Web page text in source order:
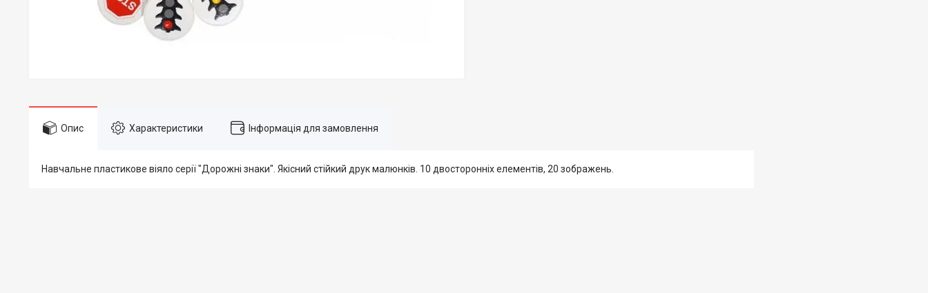
Опис Характеристики Інформація для замовлення
Навчальне пластикове віяло серії "Дорожні знаки". Якісний стійкий друк малюнків. 10 двосторонніх елементів, 20 зображень.